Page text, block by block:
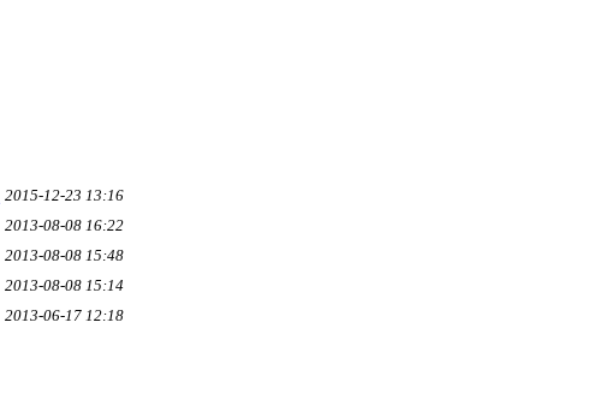
2015-12-23 13:16
2013-08-08 16:22
2013-08-08 15:48
2013-08-08 15:14
2013-06-17 12:18